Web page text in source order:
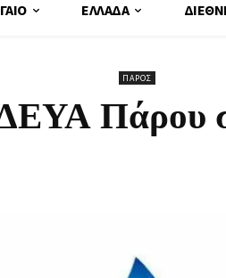
ΕΛΛΆΔΑ
ΠΆΡΟΣ
ΔΕΥΑ